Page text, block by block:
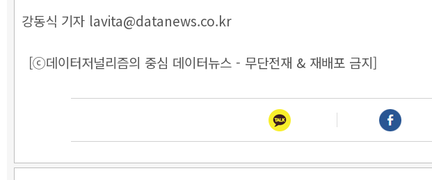
강동식 기자 lavita@datanews.co.kr
[ⓒ데이터저널리즘의 중심 데이터뉴스 - 무단전재 & 재배포 금지]